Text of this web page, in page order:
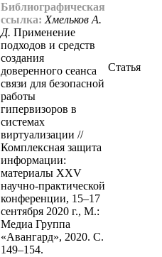
Библиографическая
ссылка: Хмельков А.
Д. Применение
подходов и средств
создания
доверенного сеанса
связи для безопасной
работы
гипервизоров в
системах
виртуализации //
Комплексная защита
информации:
материалы XXV
научно-практической
конференции, 15–17
сентября 2020 г., М.:
Медиа Группа
«Авангард», 2020. С.
149–154.
Статья